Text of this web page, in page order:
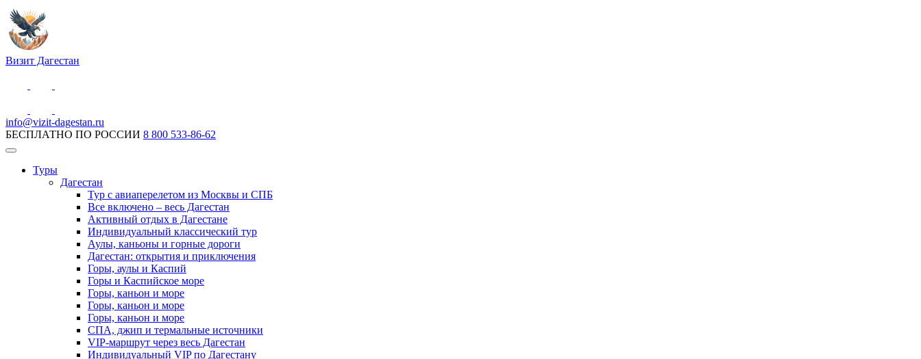
Визит Дагестан
info@vizit-dagestan.ru
БЕСПЛАТНО ПО РОССИИ 8 800 533-86-62
Туры
Дагестан
Тур с авиаперелетом из Москвы и СПБ
Все включено – весь Дагестан
Активный отдых в Дагестане
Индивидуальный классический тур
Аулы, каньоны и горные дороги
Дагестан: открытия и приключения
Горы, аулы и Каспий
Горы и Каспийское море
Горы, каньон и море
Горы, каньон и море
Горы, каньон и море
СПА, джип и термальные источники
VIP-маршрут через весь Дагестан
Индивидуальный VIP по Дагестану